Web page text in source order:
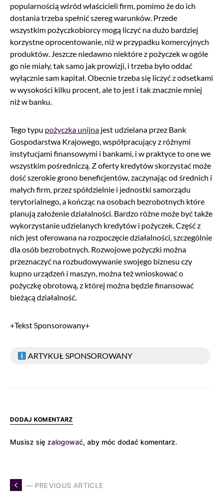
popularnością wśród właścicieli firm, pomimo że do ich
dostania trzeba spełnić szereg warunków. Przede
wszystkim pożyczkobiorcy mogą liczyć na dużo bardziej
korzystne oprocentowanie, niż w przypadku komercyjnych
produktów. Jeszcze niedawno niektóre z pożyczek w ogóle
go nie miały, tak samo jak prowizji, i trzeba było oddać
wyłącznie sam kapitał. Obecnie trzeba się liczyć z odsetkami
w wysokości kilku procent, ale to jest i tak znacznie mniej
niż w banku.
Tego typu pożyczka unijna jest udzielana przez Bank
Gospodarstwa Krajowego, współpracujący z różnymi
instytucjami finansowymi i bankami, i w praktyce to one we
wszystkim pośredniczą. Z oferty kredytów skorzystać może
dość szerokie grono beneficjentów, zaczynając od średnich i
małych firm, przez spółdzielnie i jednostki samorządu
terytorialnego, a kończąc na osobach bezrobotnych które
planują założenie działalności. Bardzo różne może być także
wykorzystanie udzielanych kredytów i pożyczek. Część z
nich jest oferowana na rozpoczęcie działalności, szczególnie
dla osób bezrobotnych. Rozwojowe pożyczki można
przeznaczyć na rozbudowywanie swojego biznesu czy
kupno urządzeń i maszyn, można też wnioskować o
pożyczkę obrotową, z której można będzie finansować
bieżącą działalność.
+Tekst Sponsorowany+
ARTYKUŁ SPONSOROWANY
DODAJ KOMENTARZ
Musisz się zalogować, aby móc dodać komentarz.
— PREVIOUS ARTICLE